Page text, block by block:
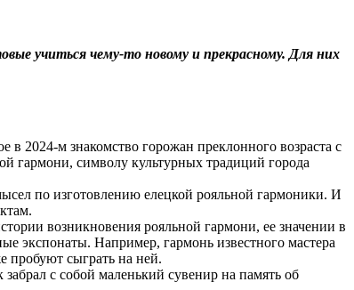
учиться чему-то новому и прекрасному. Для них
2024-м знакомство горожан преклонного возраста с
гармони, символу культурных традиций города
по изготовлению елецкой рояльной гармоники. И
возникновения рояльной гармони, ее значении в
экспонаты. Например, гармонь известного мастера
пробуют сыграть на ней.
с собой маленький сувенир на память об